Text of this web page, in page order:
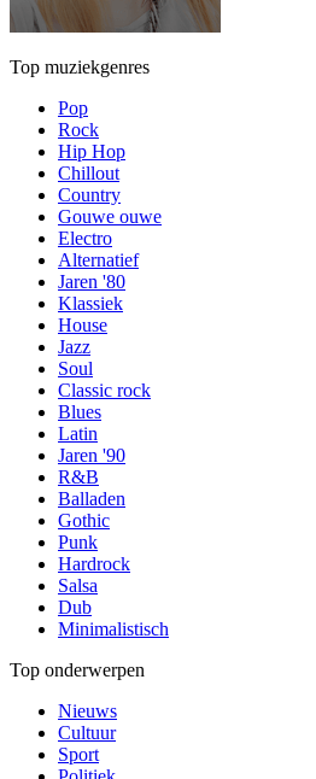
Top muziekgenres
Pop
Rock
Hip Hop
Chillout
Country
Gouwe ouwe
Electro
Alternatief
Jaren '80
Klassiek
House
Jazz
Soul
Classic rock
Blues
Latin
Jaren '90
R&B
Balladen
Gothic
Punk
Hardrock
Salsa
Dub
Minimalistisch
Top onderwerpen
Nieuws
Cultuur
Sport